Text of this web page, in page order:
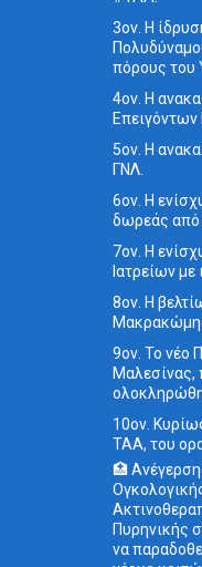
3ον. Η
πόρους του
4ον. Η
Επειγόντων
5ον. Η
ΓΝΛ.
6ον. Η
δωρεάς από
7ον. Η
Ιατρείων
8ον. Η
9ον. Το νέο
Μαλεσίνας,
10ον.
ΤΑΑ, του
🏥
Πυρηνικής
να